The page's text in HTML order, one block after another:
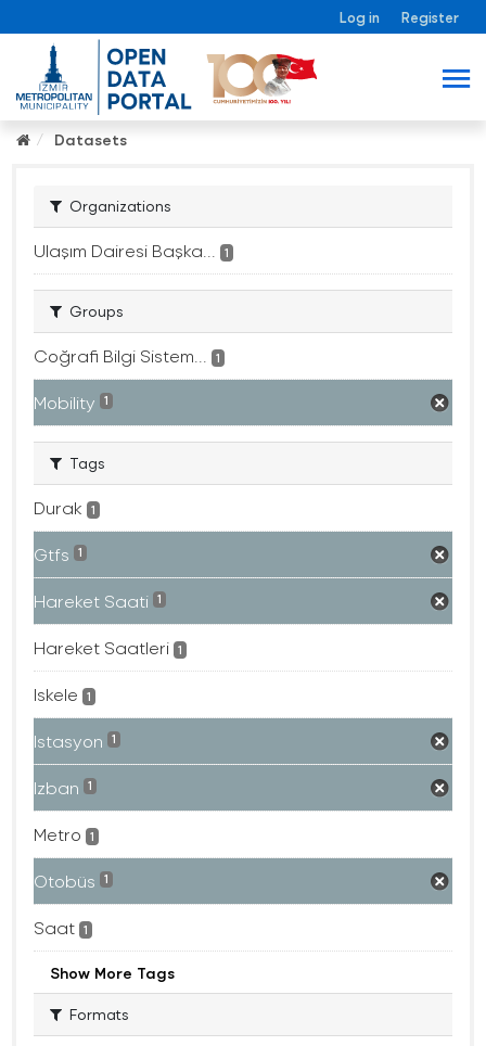
Log in Register
Datasets
Organizations
Ulaşım Dairesi Başka... 1
Groups
Coğrafi Bilgi Sistem... 1
Mobility 1
Tags
Durak 1
Gtfs 1
Hareket Saati 1
Hareket Saatleri 1
Iskele 1
Istasyon 1
Izban 1
Metro 1
Otobüs 1
Saat 1
Show More Tags
Formats